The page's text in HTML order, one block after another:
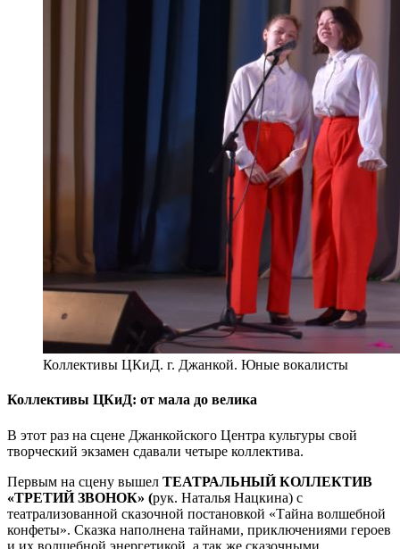
Коллективы ЦКиД. г. Джанкой. Юные вокалисты
Коллективы ЦКиД: от мала до велика
В этот раз на сцене Джанкойского Центра культуры свой
творческий экзамен сдавали четыре коллектива.
Первым на сцену вышел ТЕАТРАЛЬНЫЙ КОЛЛЕКТИВ
«ТРЕТИЙ ЗВОНОК» (рук. Наталья Нацкина) с
театрализованной сказочной постановкой «Тайна волшебной
конфеты». Сказка наполнена тайнами, приключениями героев
и их волшебной энергетикой, а так же сказочными